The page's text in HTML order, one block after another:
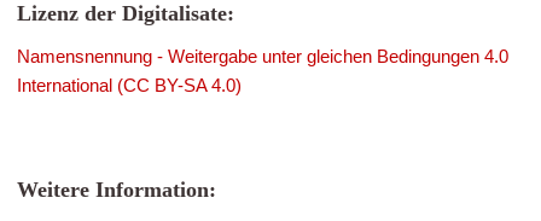
Lizenz der Digitalisate:
Namensnennung - Weitergabe unter gleichen Bedingungen 4.0
International (CC BY-SA 4.0)
Weitere Information: